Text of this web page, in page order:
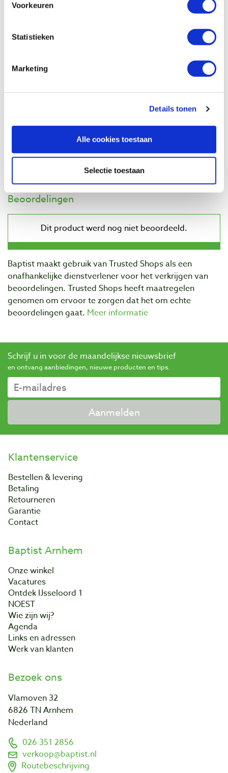
Voorkeuren
Statistieken
Marketing
Details tonen
Alle cookies toestaan
Selectie toestaan
Kabelbundelband (tiewrap) 7,6 x 370
Op voorraad
Vergelijken
Beoordelingen
Baptist maakt gebruik van Trusted Shops als een
onafhankelijke dienstverlener voor het verkrijgen van
beoordelingen. Trusted Shops heeft maatregelen
genomen om ervoor te zorgen dat het om echte
beoordelingen gaat. Meer informatie
Schrijf u in voor de maandelijkse nieuwsbrief
en ontvang aanbiedingen, nieuwe producten en tips.
Aanmelden
Klantenservice
Bestellen & levering
Betaling
Retourneren
Garantie
Contact
Baptist Arnhem
Onze winkel
Vacatures
Ontdek IJsseloord 1
NOEST
Wie zijn wij?
Agenda
Links en adressen
Werk van klanten
Bezoek ons
Vlamoven 32
6826 TN Arnhem
Nederland
026 351 2856
verkoop@baptist.nl
Routebeschrijving